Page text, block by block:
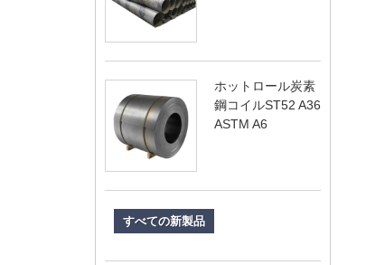
ホットロール炭素
鋼コイルST52 A36
ASTM A6
すべての新製品